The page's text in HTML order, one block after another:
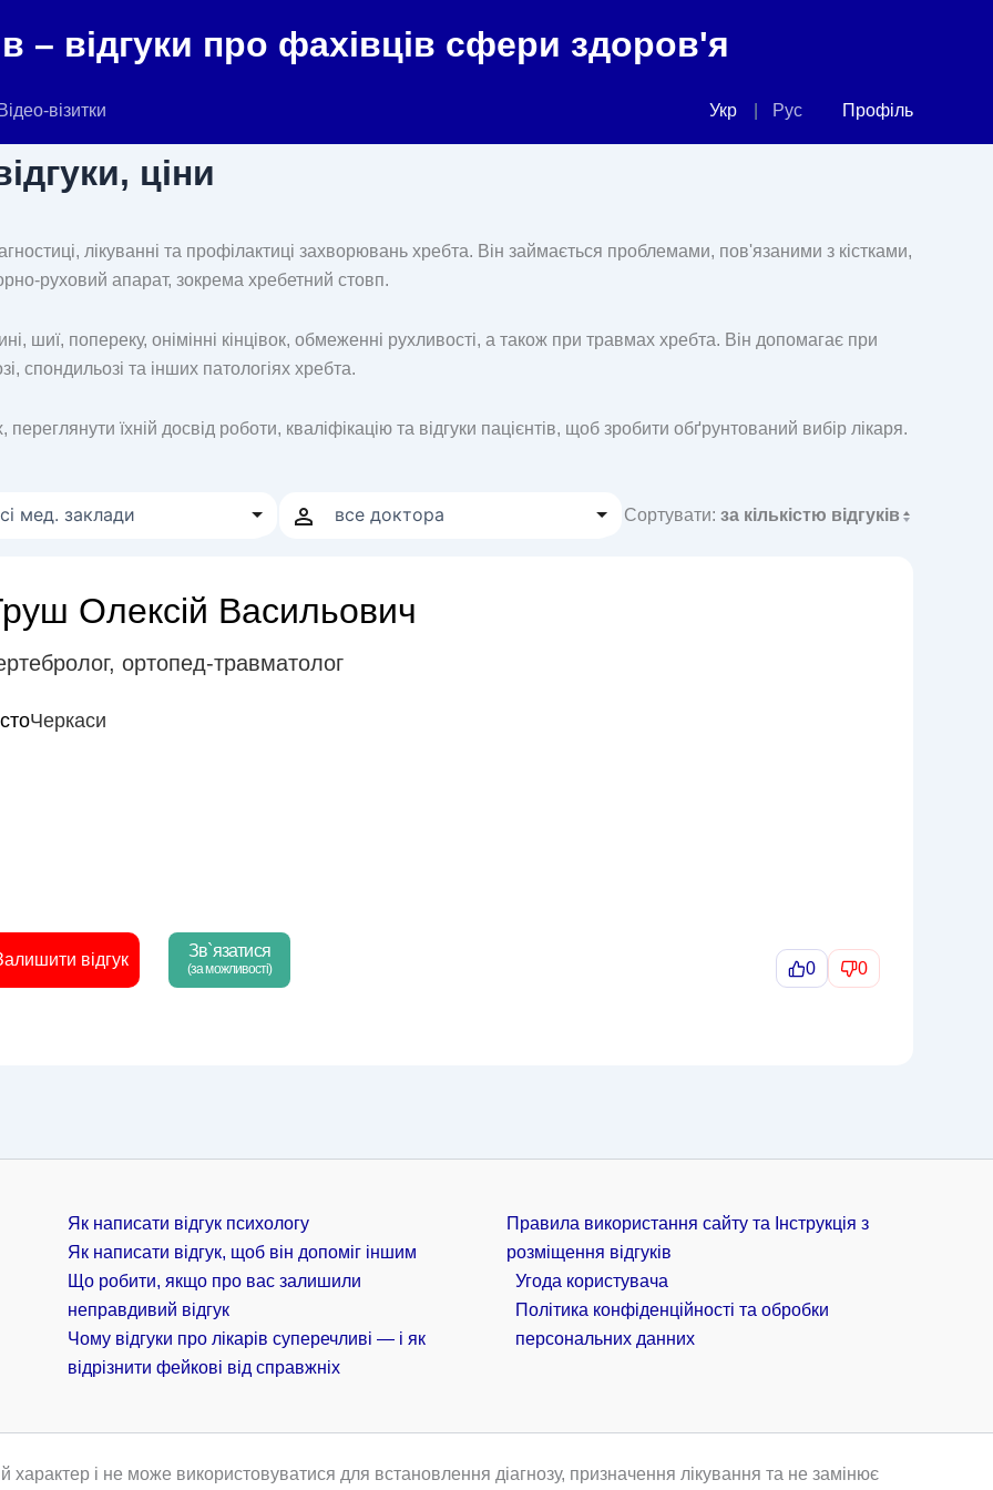
– відгуки про фахівців сфери здоров'я
візитки Укр Рус Профіль
ціни
лікуванні та профілактиці захворювань хребта. Він займається проблемами, пов'язаними з кістками,
руховий апарат, зокрема хребетний стовп.
шиї, попереку, онімінні кінцівок, обмеженні рухливості, а також при травмах хребта. Він допомагає при
спондильозі та інших патологіях хребта.
їхній досвід роботи, кваліфікацію та відгуки пацієнтів, щоб зробити обґрунтований вибір лікаря.
Сортувати: за кількістю відгуків
Олексій Васильович
, ортопед-травматолог
Черкаси
відгук Зв`язатися
(за можливості) 0 0
Як написати відгук психологу
Як написати відгук, щоб він допоміг іншим
Що робити, якщо про вас залишили
неправдивий відгук
Чому відгуки про лікарів суперечливі — і як
відрізнити фейкові від справжніх
Правила використання сайту та Інструкція з
розміщення відгуків
Угода користувача
Політика конфіденційності та обробки
персональних данних
і не може використовуватися для встановлення діагнозу, призначення лікування та не замінює